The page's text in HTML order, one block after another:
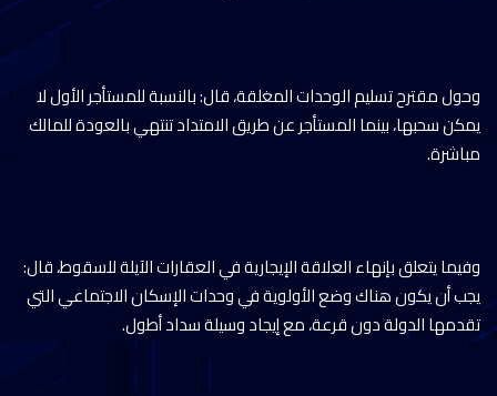
وحول مقترح تسليم الوحدات المغلقة، قال: بالنسبة للمستأجر الأول لا
يمكن سحبها، بينما المستأجر عن طريق الامتداد تنتهي بالعودة للمالك
مباشرة.
وفيما يتعلق بإنهاء العلاقة الإيجارية في العقارات الآيلة للسقوط، قال:
يجب أن يكون هناك وضع الأولوية في وحدات الإسكان الاجتماعي التي
تقدمها الدولة دون قرعة، مع إيجاد وسيلة سداد أطول.